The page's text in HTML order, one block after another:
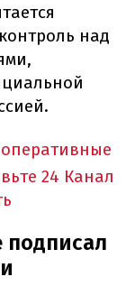
над
24 Канал
подписал